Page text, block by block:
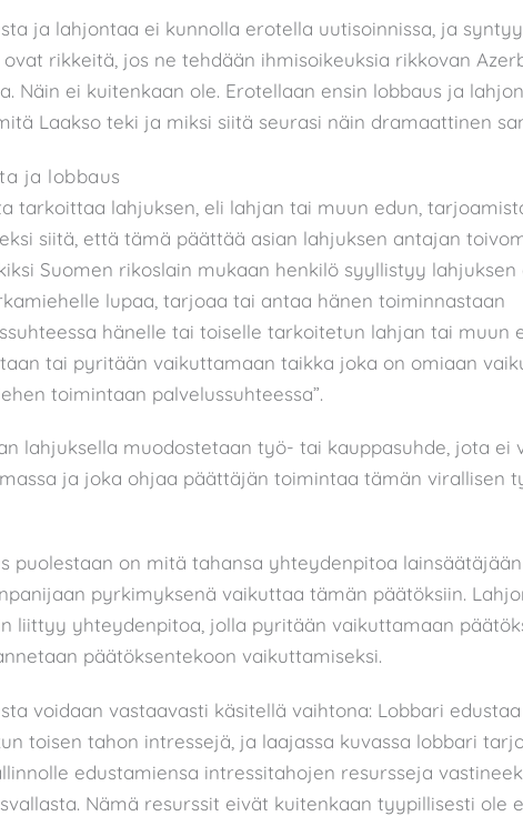
ja lahjontaa ei kunnolla erotella uutisoinnissa, ja
rikkeitä, jos ne tehdään ihmisoikeuksia rikkovan
Näin ei kuitenkaan ole. Erotellaan ensin lobbaus ja
Laakso teki ja miksi siitä seurasi näin dramaattinen
ja lobbaus
tarkoittaa lahjuksen, eli lahjan tai muun edun,
siitä, että tämä päättää asian lahjuksen antajan
Suomen rikoslain mukaan henkilö syyllistyy lahjuksen
lupaa, tarjoaa tai antaa hänen toiminnastaan
hänelle tai toiselle tarkoitetun lahjan tai muun
tai pyritään vaikuttamaan taikka joka on omiaan
toimintaan palvelussuhteessa”.
lahjuksella muodostetaan työ- tai kauppasuhde, jota ei
ja joka ohjaa päättäjän toimintaa tämän virallisen
puolestaan on mitä tahansa yhteydenpitoa
pyrkimyksenä vaikuttaa tämän päätöksiin.
liittyy yhteydenpitoa, jolla pyritään vaikuttamaan
päätöksentekoon vaikuttamiseksi.
voidaan vastaavasti käsitellä vaihtona: Lobbari
toisen tahon intressejä, ja laajassa kuvassa lobbari
edustamiensa intressitahojen resursseja
Nämä resurssit eivät kuitenkaan tyypillisesti ole